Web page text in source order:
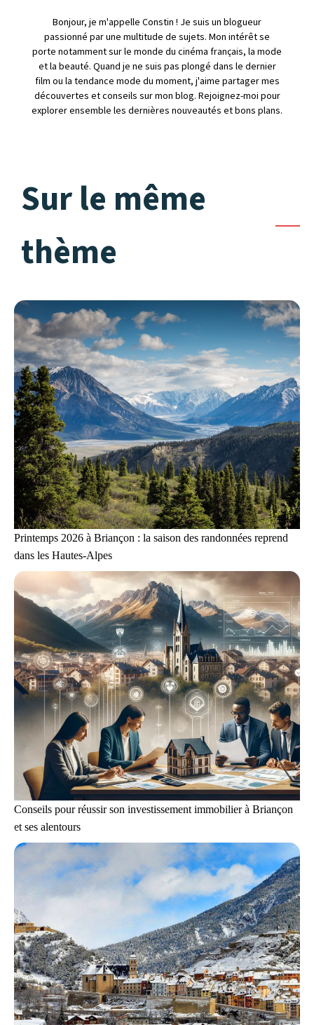
Bonjour, je m'appelle Constin ! Je suis un blogueur
passionné par une multitude de sujets. Mon intérêt se
porte notamment sur le monde du cinéma français, la mode
et la beauté. Quand je ne suis pas plongé dans le dernier
film ou la tendance mode du moment, j'aime partager mes
découvertes et conseils sur mon blog. Rejoignez-moi pour
explorer ensemble les dernières nouveautés et bons plans.
Sur le même
thème
Printemps 2026 à Briançon : la saison des randonnées reprend
dans les Hautes-Alpes
Conseils pour réussir son investissement immobilier à Briançon
et ses alentours